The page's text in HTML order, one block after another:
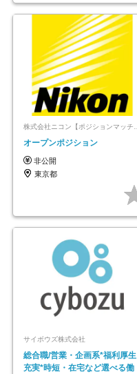
オープンポジション
非公開
東京都
サイボウズ株式会社
総合職/営業・企画系*福利厚生
充実*時短・在宅など選べる働